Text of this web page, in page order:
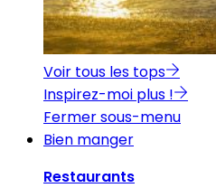
Voir tous les tops
Inspirez-moi plus !
Fermer sous-menu
Bien manger
Restaurants